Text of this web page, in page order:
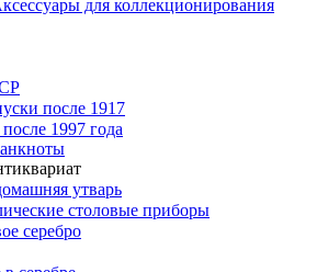
для коллекционирования
после 1917
1997 года
утварь
столовые приборы
серебро